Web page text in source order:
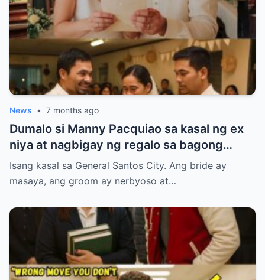
News • 7 months ago
Dumalo si Manny Pacquiao sa kasal ng ex
niya at nagbigay ng regalo sa bagong
kasal.
Isang kasal sa General Santos City. Ang bride ay
masaya, ang groom ay nerbyoso at…